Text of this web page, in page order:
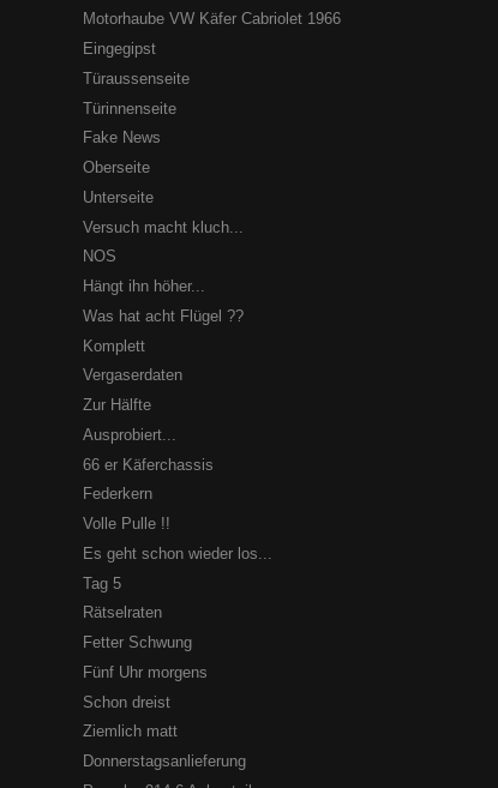
Motorhaube VW Käfer Cabriolet 1966
Eingegipst
Türaussenseite
Türinnenseite
Fake News
Oberseite
Unterseite
Versuch macht kluch...
NOS
Hängt ihn höher...
Was hat acht Flügel ??
Komplett
Vergaserdaten
Zur Hälfte
Ausprobiert...
66 er Käferchassis
Federkern
Volle Pulle !!
Es geht schon wieder los...
Tag 5
Rätselraten
Fetter Schwung
Fünf Uhr morgens
Schon dreist
Ziemlich matt
Donnerstagsanlieferung